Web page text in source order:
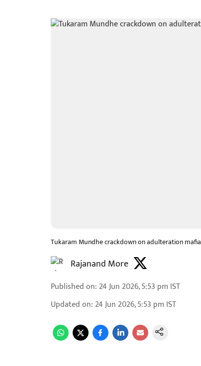
Tukaram Mundhe crackdown on adulteration mafia
Rajanand More
Published on: 24 Jun 2026, 5:53 pm IST
Updated on: 24 Jun 2026, 5:53 pm IST